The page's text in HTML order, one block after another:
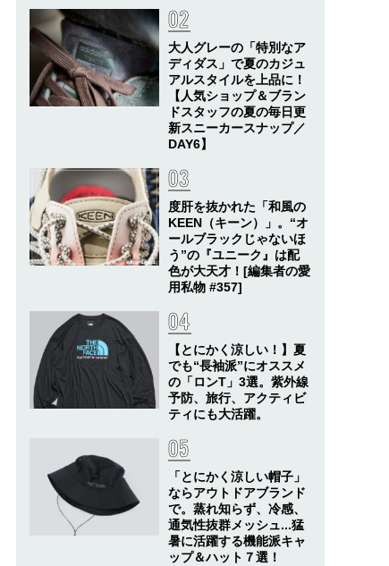
大人グレーの「特別なア
ディダス」で夏のカジュ
アルスタイルを上品に！
【人気ショップ＆ブラン
ドスタッフの夏の毎日更
新スニーカースナップ／
DAY6】
度肝を抜かれた「和風の
KEEN（キーン）」。“オ
ールブラックじゃないほ
う”の『ユニーク』は配
色が大天才！[編集者の愛
用私物 #357]
【とにかく涼しい！】夏
でも“長袖派”にオススメ
の「ロンT」3選。紫外線
予防、旅行、アクティビ
ティにも大活躍。
「とにかく涼しい帽子」
ならアウトドアブランド
で。蒸れ知らず、冷感、
通気性抜群メッシュ...猛
暑に活躍する機能派キャ
ップ＆ハット７選！